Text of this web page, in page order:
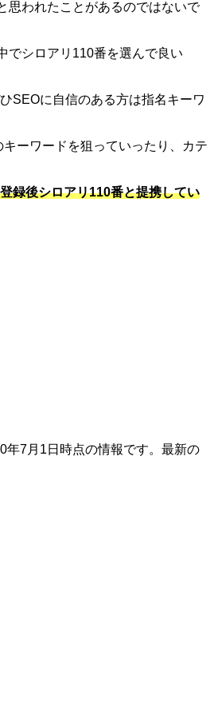
思われたことがあるのではないで
でシロアリ110番を選んで良い
SEOに自信のある方は指名キーワ
ーワードを狙っていったり、カテ
録後シロアリ110番と提携してい
年7月1日時点の情報です。最新の